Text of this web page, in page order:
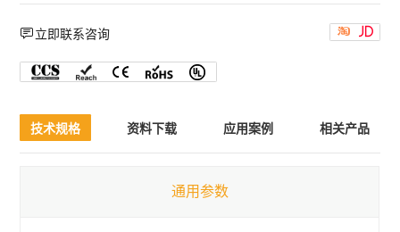
立即联系咨询  
技术规格 资料下载 应用案例 相关产品
通用参数